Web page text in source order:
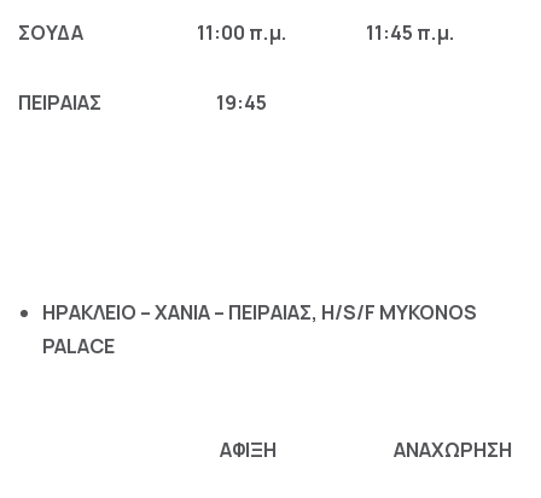
ΣΟΥΔΑ 11:00 π.μ. 11:45 π.μ.
ΠΕΙΡΑΙΑΣ 19:45
HΡΑΚΛΕΙΟ –ΧΑΝΙΑ– ΠΕΙΡΑΙΑΣ, H/S/F MYKONOS
PALACE
ΑΦΙΞΗ ΑΝΑΧΩΡΗΣΗ